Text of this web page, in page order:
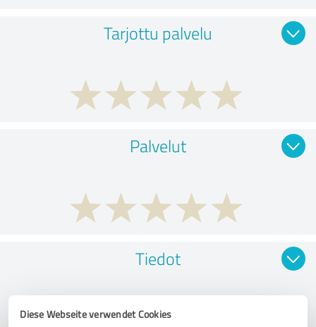
Diese Webseite verwendet Cookies
Tarjottu palvelu
Palvelut
Tiedot